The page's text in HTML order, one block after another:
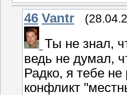
46 Vantr
Ты не знал,
ведь не думал,
Радко, я тебе
конфликт